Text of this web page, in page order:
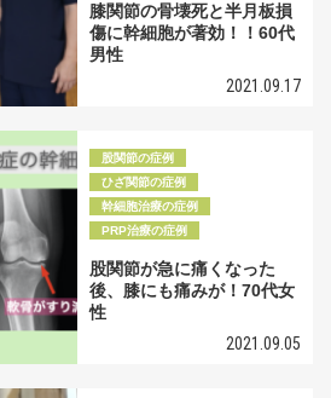
膝関節の骨壊死と半月板損
傷に幹細胞が著効！！60代
男性
2021.09.17
股関節の症例
ひざ関節の症例
幹細胞治療の症例
PRP治療の症例
股関節が急に痛くなった
後、膝にも痛みが！70代女
性
2021.09.05